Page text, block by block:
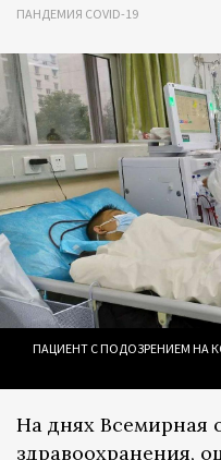
ПАНДЕМИЯ COVID-19
ПАЦИЕНТ С ПОДОЗРЕНИЕМ НА
На днях Всемирная
здравоохранения,